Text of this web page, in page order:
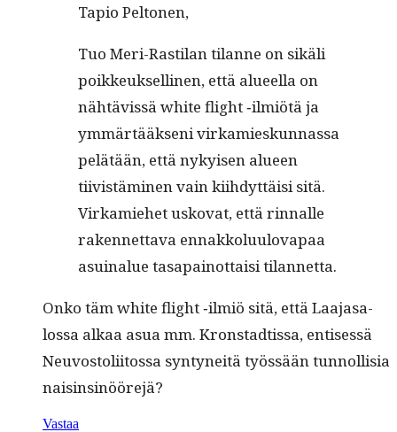
Tapio Peltonen,
Tuo Meri-Rasti­lan tilanne on sikäli
poikkeuk­selli­nen, että alueel­la on
nähtävis­sä white flight ‑ilmiötä ja
ymmärtääk­seni virkamieskun­nas­sa
pelätään, että nykyisen alueen
tiivistämi­nen vain kiihdyt­täisi sitä.
Virkamiehet usko­vat, että rin­nalle
raken­net­ta­va ennakkolu­ulo­va­paa
asuinalue tas­apain­ot­taisi tilannetta.
Onko täm white flight ‑ilmiö sitä, että Laa­jasa­
los­sa alkaa asua mm. Kro­n­stadtis­sa, entisessä
Neu­vos­toli­itossa syn­tyneitä työssään tun­nol­lisia
naisinsinöörejä?
Vastaa